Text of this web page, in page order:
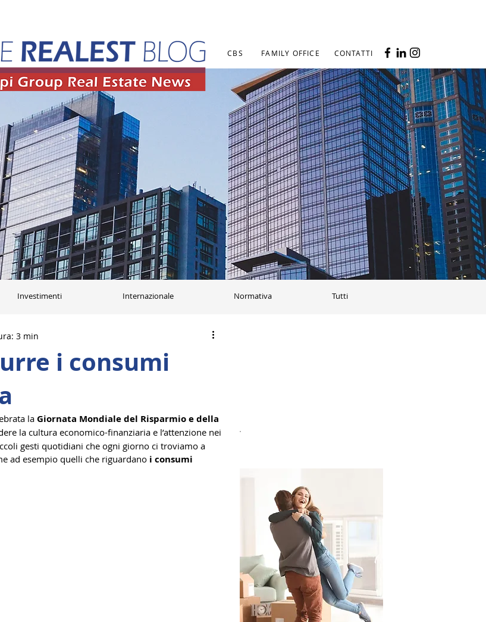
CBS FAMILY OFFICE CONTATTI
Investimenti Internazionale Normativa Tutti
i consumi
3 min
la Giornata Mondiale del Risparmio e della
la cultura economico-finanziaria e l’attenzione nei
gesti quotidiani che ogni giorno ci troviamo a
ad esempio quelli che riguardano i consumi